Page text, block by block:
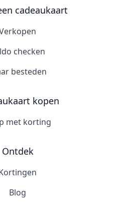
cadeaukaart
checken
besteden
kopen
met korting
Ontdek
Blog